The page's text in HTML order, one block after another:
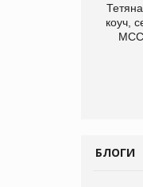
коуч,
МСС
БЛОГИ